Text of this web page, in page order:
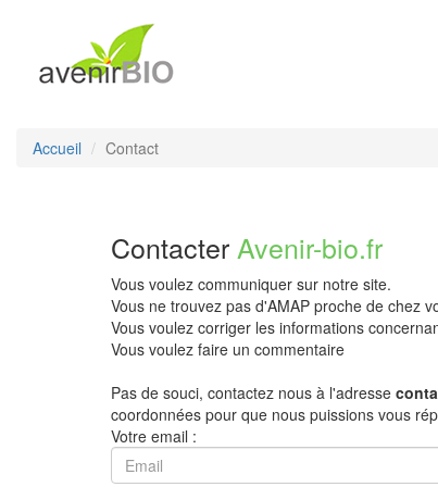
Accueil Contact
Contacter Avenir-bio.fr
Vous voulez communiquer sur notre site.
Vous ne trouvez pas d'AMAP proche de chez
Vous voulez corriger les informations
Vous voulez faire un commentaire
Pas de souci, contactez nous à l'adresse
coordonnées pour que nous puissions vous
Votre email :